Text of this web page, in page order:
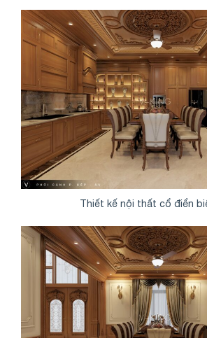
Thiết kế nội thất cổ điển